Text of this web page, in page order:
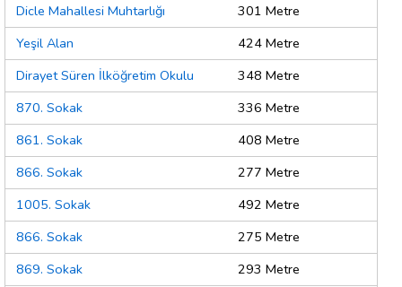
Dicle Mahallesi Muhtarlığı
301 Metre
Yeşil Alan
424 Metre
Dirayet Süren İlköğretim Okulu
348 Metre
870. Sokak
336 Metre
861. Sokak
408 Metre
866. Sokak
277 Metre
1005. Sokak
492 Metre
866. Sokak
275 Metre
869. Sokak
293 Metre